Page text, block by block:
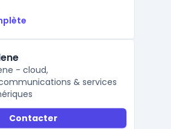
- cloud,
& services
Contacter